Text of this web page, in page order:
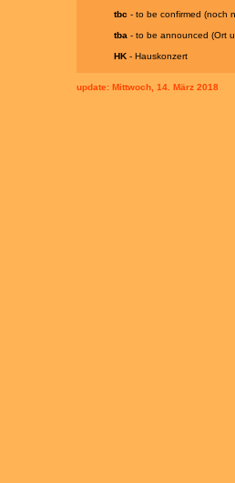
tbc - to be confirmed (noch
tba - to be announced (Ort
HK - Hauskonzert
update: Mittwoch, 14. März 2018